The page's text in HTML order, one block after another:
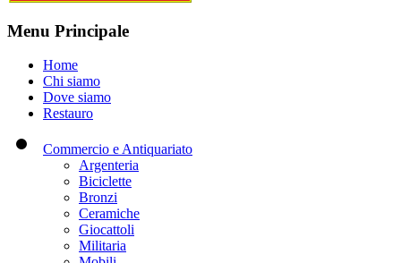
Menu Principale
Home
Chi siamo
Dove siamo
Restauro
Commercio e Antiquariato
Argenteria
Biciclette
Bronzi
Ceramiche
Giocattoli
Militaria